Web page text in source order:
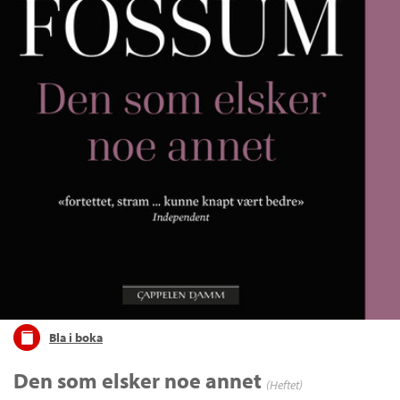
Bla i boka
Den som elsker noe annet (Heftet)